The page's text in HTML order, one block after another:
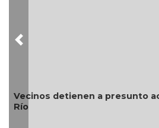
detienen a presunto
Previous